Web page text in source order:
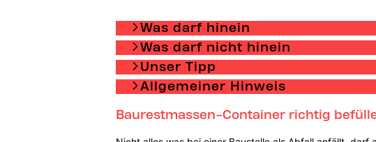
Was darf hinein
Was darf nicht hinein
Unser Tipp
Allgemeiner Hinweis
Baurestmassen-Container richtig